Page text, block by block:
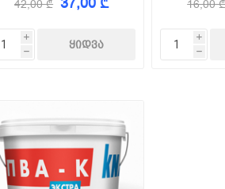
42,00 ₾
i
h
16,00 ₾
i
h